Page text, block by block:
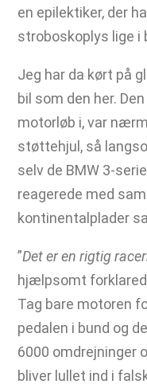
en epilektiker, der
stroboskoplys lige i
Jeg har da kørt på
bil som den her.
motorløb i, var
støttehjul, så
selv de BMW 3-
reagerede med
kontinentalplader
”Det er en rigtig
hjælpsomt
Tag bare motoren
pedalen i bund og
6000 omdrejninger
bliver lullet ind i